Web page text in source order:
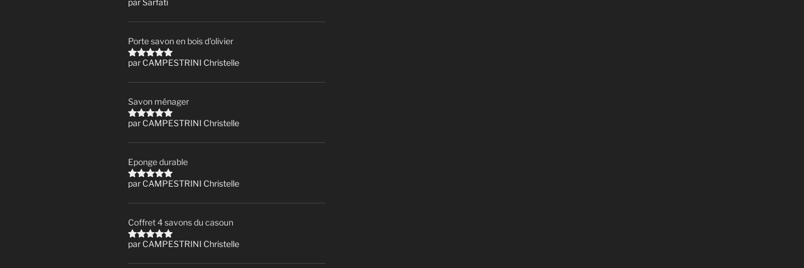
Note5sur
par Sarfati
Porte savon en bois d'olivier
Note5sur
par CAMPESTRINI Christelle
Savon ménager
Note5sur
par CAMPESTRINI Christelle
Eponge durable
Note5sur
par CAMPESTRINI Christelle
Coffret 4 savons du casoun
Note5sur
par CAMPESTRINI Christelle